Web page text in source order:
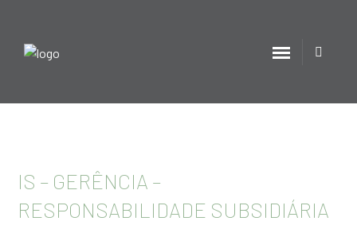
IS – GERÊNCIA –
RESPONSABILIDADE SUBSIDIÁRIA